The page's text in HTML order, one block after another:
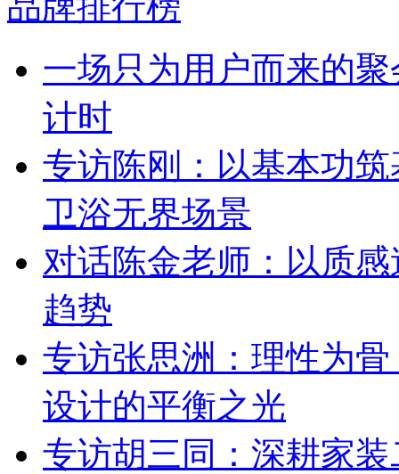
一场只为用户而来的
计时
专访陈刚：以基本功
卫浴无界场景
对话陈金老师：以质
趋势
专访张思洲：理性为
设计的平衡之光
专访胡三同：深耕家